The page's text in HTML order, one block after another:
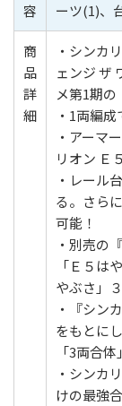
容
ーツ(1)、
商
品
詳
細
・シンカ
ェンジ ザ
メ第1期の
・1両編
・アーマ
リオン Ｅ
・レール
る。さら
可能！
・別売の
「Ｅ５は
やぶさ」
・『シン
をもとに
「3両合
・シンカ
けの最強